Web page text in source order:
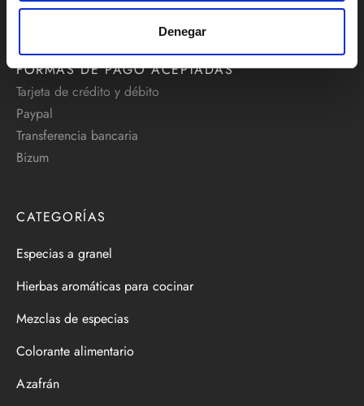
Denegar
info@comprarespecias.net
FORMAS DE PAGO ACEPTADAS
Tarjeta de crédito y débito
Paypal
Transferencia bancaria
Bizum
CATEGORÍAS
Especias a granel
Hierbas aromáticas para cocinar
Mezclas de especias
Colorante alimentario
Azafrán